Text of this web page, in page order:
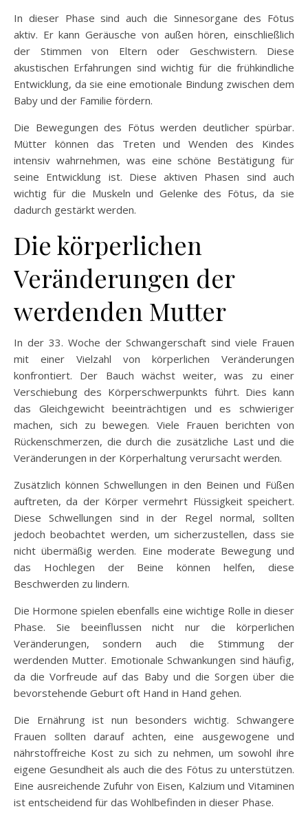
In dieser Phase sind auch die Sinnesorgane des Fötus
aktiv. Er kann Geräusche von außen hören, einschließlich
der Stimmen von Eltern oder Geschwistern. Diese
akustischen Erfahrungen sind wichtig für die frühkindliche
Entwicklung, da sie eine emotionale Bindung zwischen dem
Baby und der Familie fördern.
Die Bewegungen des Fötus werden deutlicher spürbar.
Mütter können das Treten und Wenden des Kindes
intensiv wahrnehmen, was eine schöne Bestätigung für
seine Entwicklung ist. Diese aktiven Phasen sind auch
wichtig für die Muskeln und Gelenke des Fötus, da sie
dadurch gestärkt werden.
Die körperlichen
Veränderungen der
werdenden Mutter
In der 33. Woche der Schwangerschaft sind viele Frauen
mit einer Vielzahl von körperlichen Veränderungen
konfrontiert. Der Bauch wächst weiter, was zu einer
Verschiebung des Körperschwerpunkts führt. Dies kann
das Gleichgewicht beeinträchtigen und es schwieriger
machen, sich zu bewegen. Viele Frauen berichten von
Rückenschmerzen, die durch die zusätzliche Last und die
Veränderungen in der Körperhaltung verursacht werden.
Zusätzlich können Schwellungen in den Beinen und Füßen
auftreten, da der Körper vermehrt Flüssigkeit speichert.
Diese Schwellungen sind in der Regel normal, sollten
jedoch beobachtet werden, um sicherzustellen, dass sie
nicht übermäßig werden. Eine moderate Bewegung und
das Hochlegen der Beine können helfen, diese
Beschwerden zu lindern.
Die Hormone spielen ebenfalls eine wichtige Rolle in dieser
Phase. Sie beeinflussen nicht nur die körperlichen
Veränderungen, sondern auch die Stimmung der
werdenden Mutter. Emotionale Schwankungen sind häufig,
da die Vorfreude auf das Baby und die Sorgen über die
bevorstehende Geburt oft Hand in Hand gehen.
Die Ernährung ist nun besonders wichtig. Schwangere
Frauen sollten darauf achten, eine ausgewogene und
nährstoffreiche Kost zu sich zu nehmen, um sowohl ihre
eigene Gesundheit als auch die des Fötus zu unterstützen.
Eine ausreichende Zufuhr von Eisen, Kalzium und Vitaminen
ist entscheidend für das Wohlbefinden in dieser Phase.